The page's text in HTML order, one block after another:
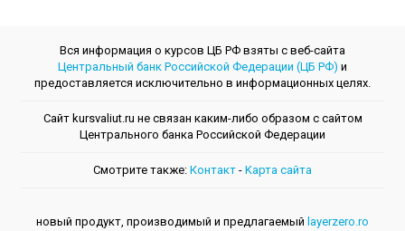
Вся информация о курсов ЦБ РФ взяты с веб-сайта
Центральный банк Российской Федерации (ЦБ РФ) и
предоставляется исключительно в информационных целях.
Сайт kursvaliut.ru не связан каким-либо образом с сайтом
Центрального банкa Российской Федерации
Смотрите также: Контакт - Kарта сайта
новый продукт, производимый и предлагаемый layerzero.ro